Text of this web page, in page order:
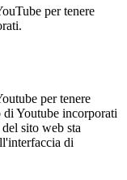
per tenere
per tenere
di Youtube incorporati
sito web sta
di